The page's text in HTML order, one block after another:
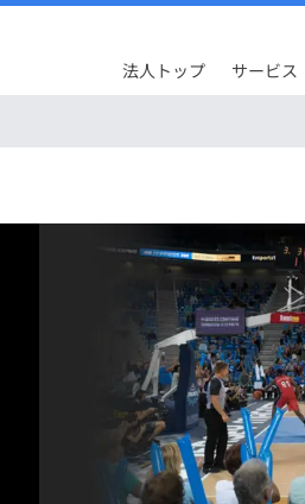
法人トップ サービス